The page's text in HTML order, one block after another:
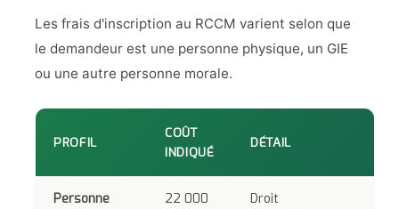
Les frais d'inscription au RCCM varient selon que
le demandeur est une personne physique, un GIE
ou une autre personne morale.
PROFIL
COÛT
INDIQUÉ
DÉTAIL
Personne
22 000
Droit